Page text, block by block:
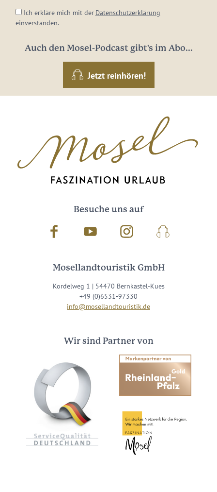
Ich erkläre mich mit der Datenschutzerklärung
einverstanden.
Auch den Mosel-Podcast gibt's im Abo...
Jetzt reinhören!
Besuche uns auf
Facebook Youtube InstagramPodcast
Mosellandtouristik GmbH
Kordelweg 1 | 54470 Bernkastel-Kues
+49 (0)6531-97330
info@mosellandtouristik.de
Wir sind Partner von